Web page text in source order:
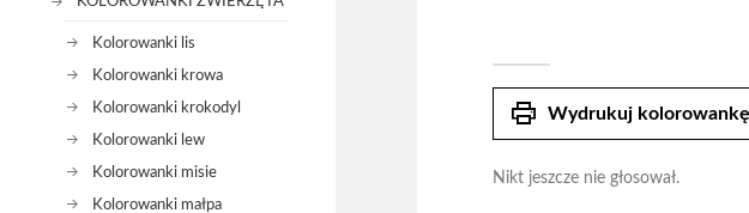
Kolorowanki lis
Kolorowanki krowa
Kolorowanki krokodyl
Kolorowanki lew
Kolorowanki misie
Kolorowanki małpa
print Wydrukuj kolorowankę
Nikt jeszcze nie głosował.